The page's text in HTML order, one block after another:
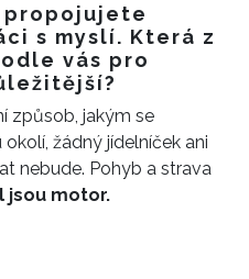
propojujete
s myslí. Která z
vás pro
způsob, jakým se
žádný jídelníček ani
nebude. Pohyb a strava
jsou motor.